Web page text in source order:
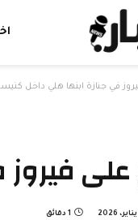
في جنازة ابنها هلي داخل
على
1 دقائق